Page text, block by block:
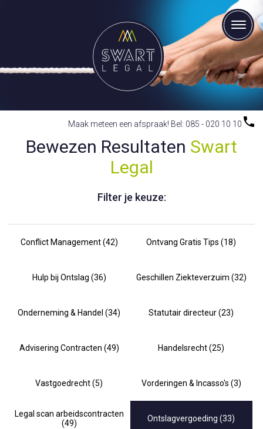
Maak meteen een afspraak! Bel: 085 - 020 10 10
Bewezen Resultaten Swart
Legal
Filter je keuze:
Conflict Management (42) Ontvang Gratis Tips (18)
Hulp bij Ontslag (36) Geschillen Ziekteverzuim (32)
Onderneming & Handel (34) Statutair directeur (23)
Advisering Contracten (49) Handelsrecht (25)
Vastgoedrecht (5) Vorderingen & Incasso's (3)
Legal scan arbeidscontracten
(49)
Ontslagvergoeding (33)